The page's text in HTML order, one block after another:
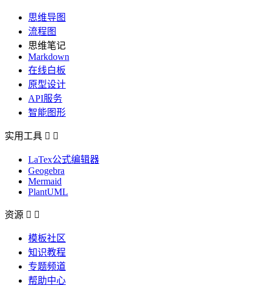
思维导图
流程图
思维笔记
Markdown
在线白板
原型设计
API服务
智能图形
实用工具  
LaTex公式编辑器
Geogebra
Mermaid
PlantUML
资源  
模板社区
知识教程
专题频道
帮助中心